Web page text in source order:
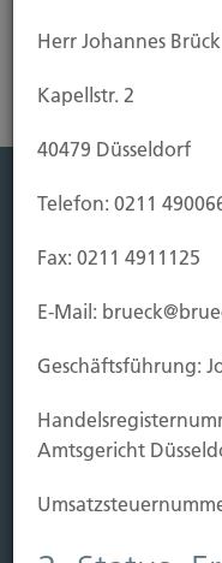
Leben
Vorsorgen
Kauf Grundstück
Baubeginn
Schaden
Herr Johannes Brück
Kapellstr. 2
40479 Düsseldorf
Telefon: 0211
Fax: 0211 4911125
E-Mail:
Geschäftsführung:
Amtsgericht